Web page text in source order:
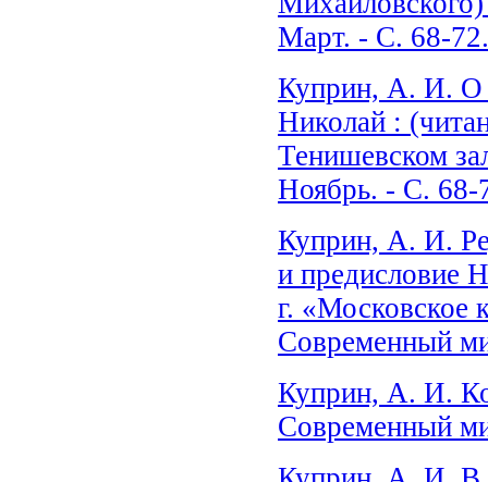
Март. - С. 68-72.
Куприн, А. И. О
Николай :
Тенишевском
Ноябрь. - С. 68-
Куприн, А. И.
и предисловие
г. «Московское
Современный
Куприн, А. И.
Современный